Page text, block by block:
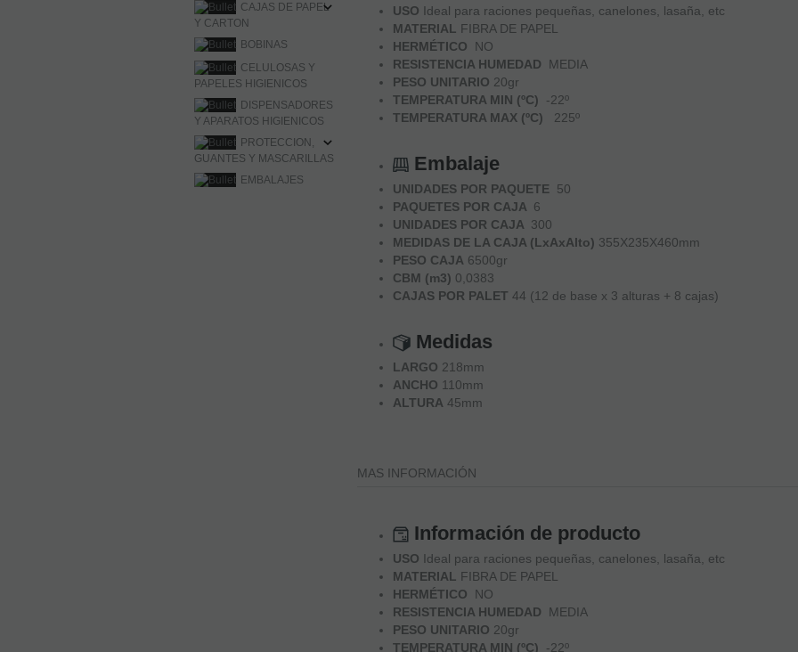
CAJAS DE PAPEL
Y CARTON
BOBINAS
CELULOSAS Y
PAPELES HIGIENICOS
DISPENSADORES
Y APARATOS HIGIENICOS
PROTECCION,
GUANTES Y MASCARILLAS
EMBALAJES
USO Ideal para raciones pequeñas, canelones, lasaña, etc
MATERIAL
FIBRA DE PAPEL
HERMÉTICO NO
RESISTENCIA HUMEDAD MEDIA
PESO UNITARIO 20gr
TEMPERATURA MIN (ºC)
-22º
TEMPERATURA MAX (ºC) 225º
Embalaje
UNIDADES POR PAQUETE 50
PAQUETES POR CAJA 6
UNIDADES POR CAJA 300
MEDIDAS DE LA CAJA (LxAxAlto) 355X235X460mm
PESO CAJA 6500gr
CBM (m3) 0,0383
CAJAS POR PALET44 (12 de base x 3 alturas + 8 cajas)
Medidas
LARGO 218mm
ANCHO 110mm
ALTURA45mm
MAS INFORMACIÓN
Información de producto
USO Ideal para raciones pequeñas, canelones, lasaña, etc
MATERIAL FIBRA DE PAPEL
HERMÉTICO NO
RESISTENCIA HUMEDAD MEDIA
PESO UNITARIO 20gr
TEMPERATURA MIN (ºC)
-22º